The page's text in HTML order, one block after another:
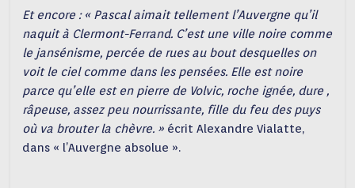
Et encore : « Pascal aimait tellement l’Auvergne qu’il
naquit à Clermont-Ferrand. C’est une ville noire comme
le jansénisme, percée de rues au bout desquelles on
voit le ciel comme dans les pensées. Elle est noire
parce qu’elle est en pierre de Volvic, roche ignée, dure ,
râpeuse, assez peu nourrissante, fille du feu des puys
où va brouter la chèvre. » écrit Alexandre Vialatte,
dans « l’Auvergne absolue ».